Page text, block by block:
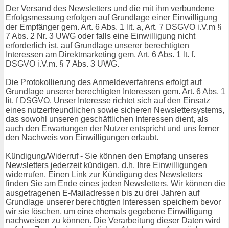
Der Versand des Newsletters und die mit ihm verbundene
Erfolgsmessung erfolgen auf Grundlage einer Einwilligung
der Empfänger gem. Art. 6 Abs. 1 lit. a, Art. 7 DSGVO i.V.m §
7 Abs. 2 Nr. 3 UWG oder falls eine Einwilligung nicht
erforderlich ist, auf Grundlage unserer berechtigten
Interessen am Direktmarketing gem. Art. 6 Abs. 1 lt. f.
DSGVO i.V.m. § 7 Abs. 3 UWG.
Die Protokollierung des Anmeldeverfahrens erfolgt auf
Grundlage unserer berechtigten Interessen gem. Art. 6 Abs. 1
lit. f DSGVO. Unser Interesse richtet sich auf den Einsatz
eines nutzerfreundlichen sowie sicheren Newslettersystems,
das sowohl unseren geschäftlichen Interessen dient, als
auch den Erwartungen der Nutzer entspricht und uns ferner
den Nachweis von Einwilligungen erlaubt.
Kündigung/Widerruf - Sie können den Empfang unseres
Newsletters jederzeit kündigen, d.h. Ihre Einwilligungen
widerrufen. Einen Link zur Kündigung des Newsletters
finden Sie am Ende eines jeden Newsletters. Wir können die
ausgetragenen E-Mailadressen bis zu drei Jahren auf
Grundlage unserer berechtigten Interessen speichern bevor
wir sie löschen, um eine ehemals gegebene Einwilligung
nachweisen zu können. Die Verarbeitung dieser Daten wird